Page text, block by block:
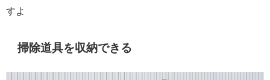
すよ
掃除道具を収納できる